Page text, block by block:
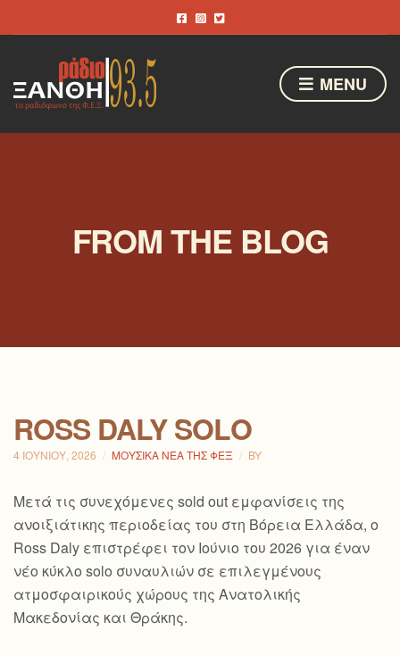
MENU
FROM THE BLOG
ROSS DALY SOLO
4 ΙΟΥΝΊΟΥ, 2026 ΜΟΥΣΙΚΆ ΝΈΑ ΤΗΣ ΦΕΞ BY
Μετά τις συνεχόμενες sold out εμφανίσεις της
ανοιξιάτικης περιοδείας του στη Βόρεια Ελλάδα, ο
Ross Daly επιστρέφει τον Ιούνιο του 2026 για έναν
νέο κύκλο solo συναυλιών σε επιλεγμένους
ατμοσφαιρικούς χώρους της Ανατολικής
Μακεδονίας και Θράκης.